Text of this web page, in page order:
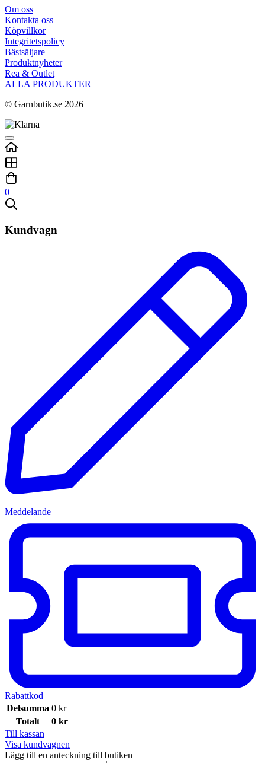
Om oss
Kontakta oss
Köpvillkor
Integritetspolicy
Bästsäljare
Produktnyheter
Rea & Outlet
ALLA PRODUKTER
© Garnbutik.se 2026
0
Kundvagn
Meddelande
Rabattkod
Delsumma 0 kr
Totalt
0 kr
Till kassan
Visa kundvagnen
Lägg till en anteckning till butiken